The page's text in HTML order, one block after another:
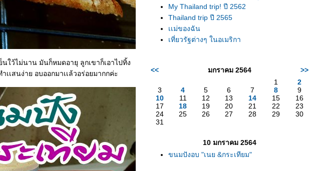
ใว้ไม่นาน มันก็หมดอายุ ลูกเขาก็เอาไปทิ้ง
เสนง่าย อบออกมาเเล้วอร่อยมากกค่ะ
My Thailand trip! ปี 2562
Thailand trip ปี 2565
เเม่ของฉัน
เที่ยวรัฐต่างๆ ในอเมริกา
<< มกราคม 2564
>>
1
2
3
4 5 6 7 8
9
10
11 12 13 14 15
16
17
18 19 20 21 22
23
24
25 26 27 28 29
30
31
10 มกราคม 2564
ขนมปังอบ "เนย &กระเทียม"